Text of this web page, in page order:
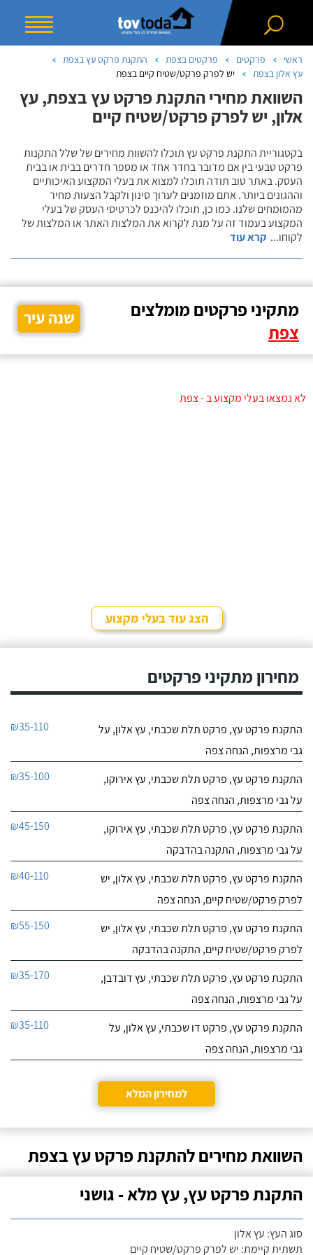
ראשי פרקטים פרקטים בצפת
התקנת פרקט עץ בצפת
עץ אלון בצפת
יש לפרק פרקט/שטיח קיים בצפת
השוואת מחירי התקנת פרקט עץ בצפת, עץ
אלון, יש לפרק פרקט/שטיח קיים
בקטגוריית התקנת פרקט עץ תוכלו להשוות מחירים של שלל התקנות
פרקט טבעי בין אם מדובר בחדר אחד או מספר חדרים בבית או בבית
העסק. באתר טוב תודה תוכלו למצוא את בעלי המקצוע האיכותיים
וההגונים ביותר. אתם מוזמנים לערוך סינון ולקבל הצעות מחיר
מהמומחים שלנו. כמו כן, תוכלו להיכנס לכרטיסי העסק של בעלי
המקצוע בעמוד זה על מנת לקרוא את המלצות האתר או המלצות של
לקוחו... קרא עוד
מתקיני פרקטים מומלצים
צפת
שנה עיר
לא נמצאו בעלי מקצוע ב - צפת
הצג עוד בעלי מקצוע
מחירון מתקיני פרקטים
התקנת פרקט עץ, פרקט תלת שכבתי, עץ אלון, על
גבי מרצפות, הנחה צפה
₪35-110
התקנת פרקט עץ, פרקט תלת שכבתי, עץ אירוקו,
על גבי מרצפות, הנחה צפה
₪35-100
התקנת פרקט עץ, פרקט תלת שכבתי, עץ אירוקו,
על גבי מרצפות, התקנה בהדבקה
₪45-150
התקנת פרקט עץ, פרקט תלת שכבתי, עץ אלון, יש
לפרק פרקט/שטיח קיים, הנחה צפה
₪40-110
התקנת פרקט עץ, פרקט תלת שכבתי, עץ אלון, יש
לפרק פרקט/שטיח קיים, התקנה בהדבקה
₪55-150
התקנת פרקט עץ, פרקט תלת שכבתי, עץ דובדבן,
על גבי מרצפות, הנחה צפה
₪35-170
התקנת פרקט עץ, פרקט דו שכבתי, עץ אלון, על
גבי מרצפות, הנחה צפה
₪35-110
למחירון המלא
השוואת מחירים להתקנת פרקט עץ בצפת
התקנת פרקט עץ, עץ מלא - גושני
סוג העץ: עץ אלון
תשתית קיימת: יש לפרק פרקט/שטיח קיים